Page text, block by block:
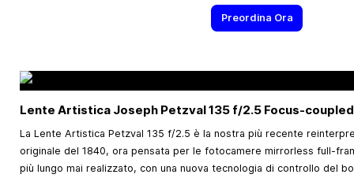
Preordina Ora
Lente Artistica Joseph Petzval 135 f/2.5 Focus-
La Lente Artistica Petzval 135 f/2.5 è la nostra più recente
originale del 1840, ora pensata per le fotocamere mirrorless full-
più lungo mai realizzato, con una nuova tecnologia di controllo del